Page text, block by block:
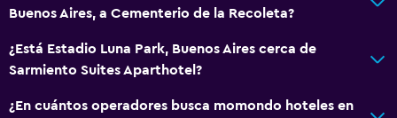
Buenos Aires, a Cementerio de la Recoleta?
¿Está Estadio Luna Park, Buenos Aires cerca de
Sarmiento Suites Aparthotel?
¿En cuántos operadores busca momondo hoteles en